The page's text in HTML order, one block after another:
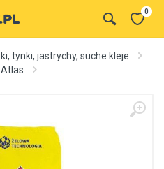
0
tynki, jastrychy, suche kleje
Atlas